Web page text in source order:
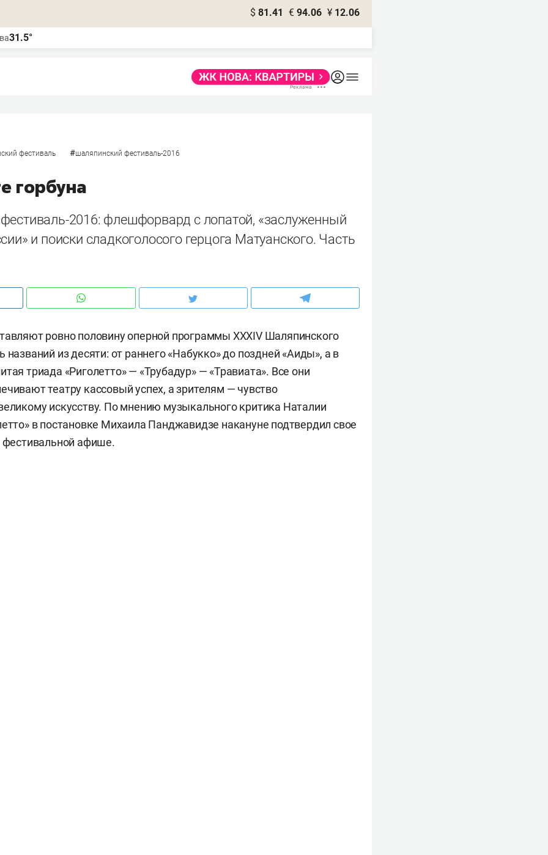
$ 81.41 € 94.06 ¥ 12.06
31.5°
фестиваль #шаляпинский фестиваль-2016
горбуна
2016: флешфорвард с лопатой, «заслуженный
и поиски сладкоголосого герцога Матуанского. Часть
ровно половину оперной программы XXXIV Шаляпинского
названий из десяти: от раннего «Набукко» до поздней «Аиды», а в
триада «Риголетто» — «Трубадур» — «Травиата». Все они
театру кассовый успех, а зрителям — чувство
искусству. По мнению музыкального критика Наталии
в постановке Михаила Панджавидзе накануне подтвердил свое
фестивальной афише.